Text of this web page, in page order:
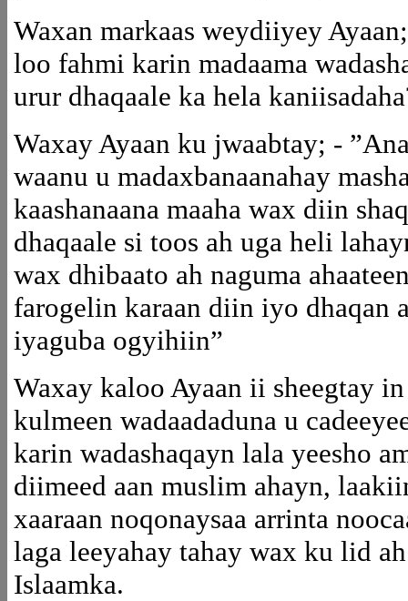
Waxan markaas weydiiyey
loo fahmi karin madaama
urur dhaqaale ka hela
Waxay Ayaan ku jwaabtay; -
waanu u madaxbanaanahay
kaashanaana maaha wax diin
dhaqaale si toos ah uga heli
wax dhibaato ah naguma
farogelin karaan diin iyo dhaqan
iyaguba ogyihiin”
Waxay kaloo Ayaan ii sheegtay
kulmeen wadaadaduna u
karin wadashaqayn lala yeesho
diimeed aan muslim ahayn,
xaaraan noqonaysaa arrinta
laga leeyahay tahay wax ku lid
Islaamka.